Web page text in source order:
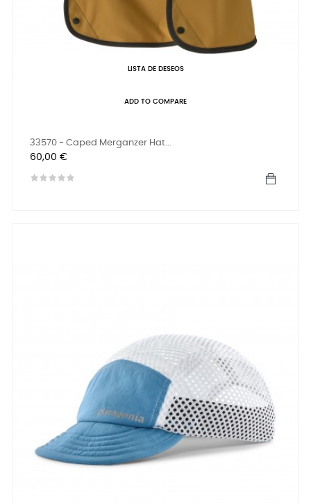
LISTA DE DESEOS
ADD TO COMPARE
33570 - Caped Merganzer Hat...
Precio
60,00 €